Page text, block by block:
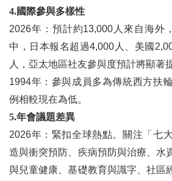
4.國際參與多樣性
2026年：預計約13,000人來自海外
中，日本報名超過4,000人、美國
人，亞太地區社友參與度預計將顯著
1994年：參與成員多為傳統西方扶
例相較現在為低。
5.年會議題差異
2026年：緊扣全球熱點。關注「七
造與衝突預防、疾病預防與治療、水
與兒童健康、基礎教育與識字、社區